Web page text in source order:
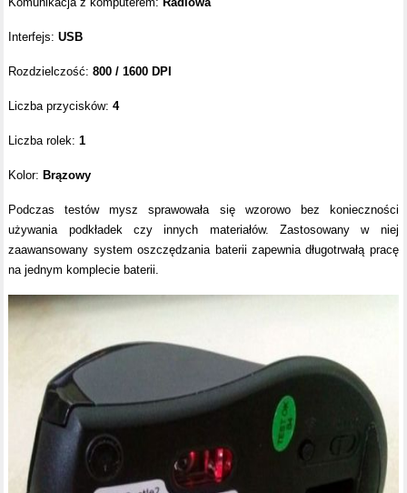
Interfejs:USB
Rozdzielczość:800 / 1600 DPI
Liczba przycisków:4
Liczba rolek:1
Kolor: Brązowy
Podczas testów mysz sprawowała się wzorowo bez konieczności
używania podkładek czy innych materiałów. Zastosowany w niej
zaawansowany system oszczędzania baterii zapewnia długotrwałą pracę
na jednym komplecie baterii.